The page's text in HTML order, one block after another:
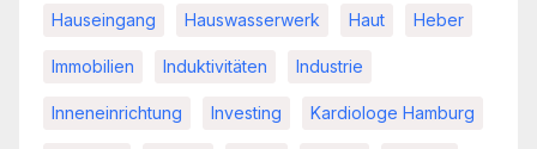
Hauseingang Hauswasserwerk Haut Heber
Immobilien Induktivitäten Industrie
Inneneinrichtung Investing Kardiologe Hamburg